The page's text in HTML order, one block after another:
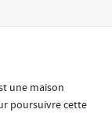
une maison
poursuivre cette